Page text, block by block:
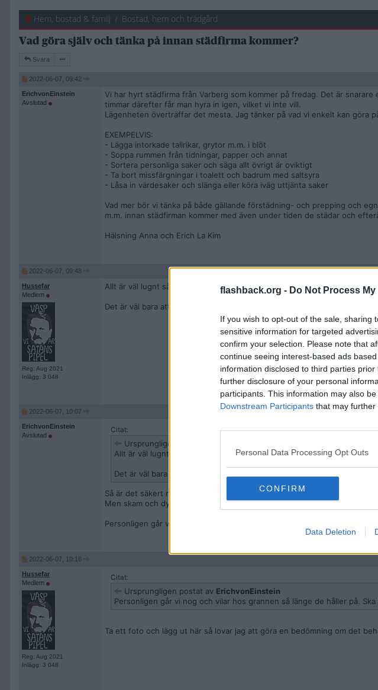
flashback.org - Do Not Process
If you wish to opt-out of the sale, sharing
sensitive information for targeted
confirm your selection. Please note that
continue seeing interest-based ads
information disclosed to third parties
further disclosure of your personal
participants. This information may also
Downstream Participants that may further
Personal Data Processing Opt Outs
CONFIRM
Data Deletion
Hem, bostad & familj Bostad, hem och trädgård
Vad göra själv och tänka på innan städfirma kommer?
Svara
2022-06-07, 09:42
ErichvonEinstein
Avslutad
Vi har hyrt städfirma från Varberg som kommer på fredag. Det är
timmar därefter får man hyra in igen, vilket vi inte vill.
Lägenheten överträffar det mesta. Jag tänker på vad vi enkelt kan göra
EXEMPELVIS:
- Lägga intorkade tallrikar, grytor m.m. i blöt
- Soppa rummen från tidningar, papper och annat
- Sortera personliga saker och säga allt övrigt är oviktigt
- Ta bort missfärgningar i toalett och badrum med saltsyra
- Låsa in värdesaker och slänga eller köra iväg uttjänta saker
Vad mer bör vi tänka på både gällande förstädning- och prepping och
m.m. innan städfirman kommer med även under tiden de städar och
Hälsning Anna och Erich La Kim
2022-06-07, 09:48
Hussefar
Medlem
Reg: Aug 2021
Inlägg: 3 048
Allt är väl lugnt sålänge du inte välkomnar dem liggandes naken i hallen.
Det är väl bara att ringa dem? Lovar dig att ert boende inte är det värsta
2022-06-07, 10:07
ErichvonEinstein
Avslutad
Citat:
Ursprungligen postat av
Allt är väl lugnt sålänge du inte välkomnar dem liggandes naken i hallen.
Det är väl bara att ringa dem? Lovar dig att ert boende inte är det
Så är det säkert men trean & kök har inte blivit städad sedan pandemin
Men skam och dylikt är inget för oss - vi är bara människor som vill bara
Personligen går vi nog och vilar hos grannen så länge de håller på. Ska vi
2022-06-07, 10:16
Hussefar
Medlem
Reg: Aug 2021
Inlägg: 3 048
Citat:
Ursprungligen postat av ErichvonEinstein
Personligen går vi nog och vilar hos grannen så länge de håller på.
Ta ett foto och lägg ut här så lovar jag att göra en bedömning om det